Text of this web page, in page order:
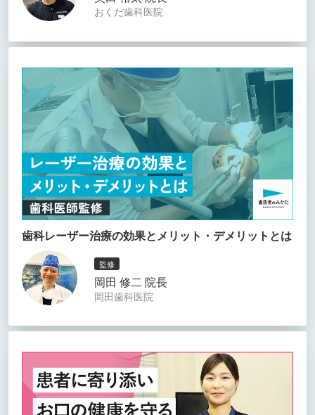
おくだ歯科医院
歯科レーザー治療の効果とメリット・デメリットとは
監修
岡田 修二 院長
岡田歯科医院